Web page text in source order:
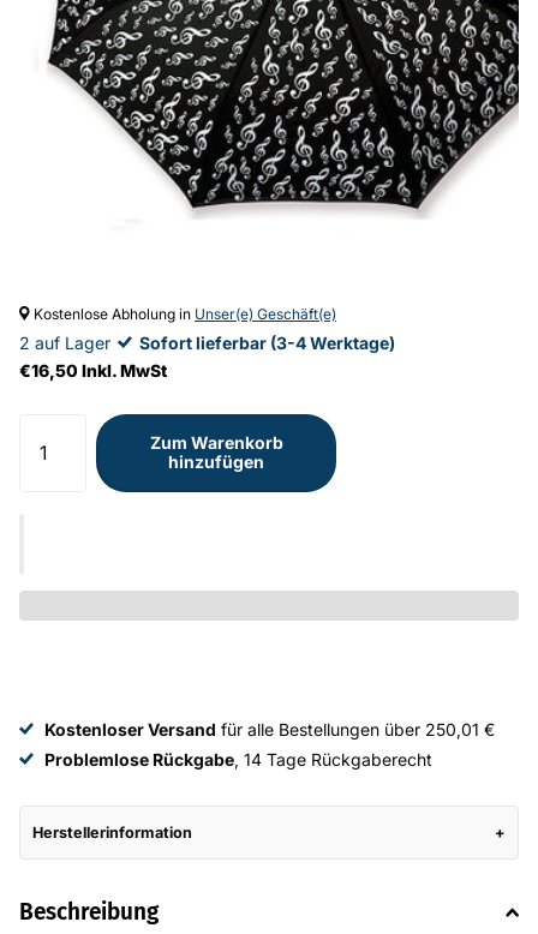
Kostenlose Abholung in Unser(e) Geschäft(e)
2 auf Lager
Sofort lieferbar (3-4 Werktage)
€16,50 Inkl. MwSt
Zum Warenkorb
hinzufügen
Kostenloser Versand für alle Bestellungen über 250,01 €
Problemlose Rückgabe, 14 Tage Rückgaberecht
Herstellerinformation
Beschreibung